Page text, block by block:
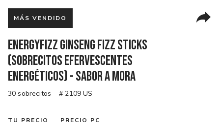
MÁS VENDIDO
EnergyFizz Ginseng Fizz Sticks
(Sobrecitos efervescentes
energéticos) - Sabor a Mora
30 sobrecitos # 2109 US
TU PRECIO PRECIO PC